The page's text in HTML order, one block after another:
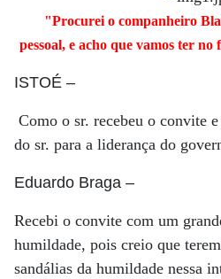
"Procurei o companheiro
pessoal, e acho que vamos ter
ISTOÉ –
Como o sr. recebeu o convite
do sr. para a liderança do
Eduardo Braga –
Recebi o convite com um
humildade, pois creio que
sandálias da humildade nessa